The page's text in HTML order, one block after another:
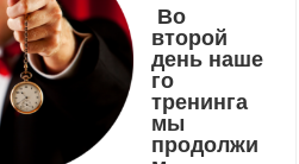
Во
второй
день наше
го
тренинга
мы
продолжи